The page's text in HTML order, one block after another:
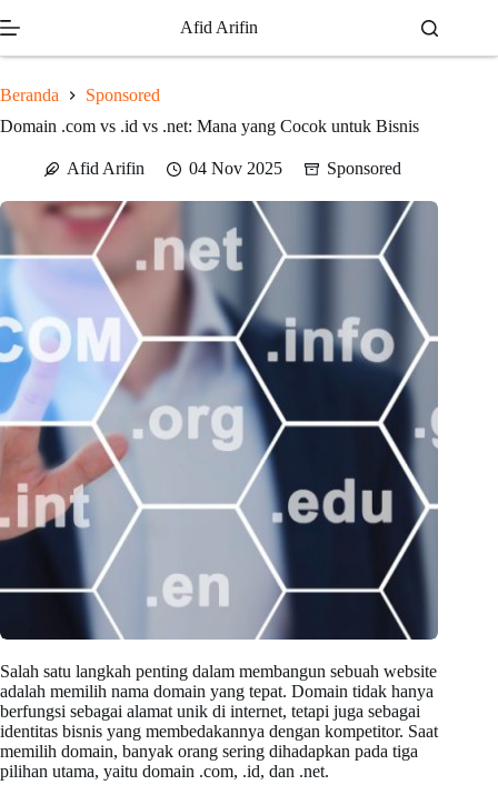
to
Afid Arifin
Beranda
Sponsored
Domain .com vs .id vs .net: Mana yang Cocok untuk Bisnis
Afid Arifin 04 Nov 2025 Sponsored
Salah satu langkah penting dalam membangun sebuah website
adalah memilih nama domain yang tepat. Domain tidak hanya
berfungsi sebagai alamat unik di internet, tetapi juga sebagai
identitas bisnis yang membedakannya dengan kompetitor. Saat
memilih domain, banyak orang sering dihadapkan pada tiga
pilihan utama, yaitu domain .com, .id, dan .net.